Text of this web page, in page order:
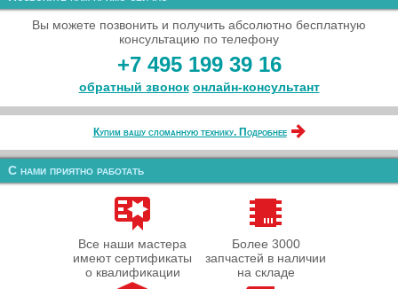
Вы можете позвонить и получить абсолютно бесплатную
консультацию по телефону
+7 495 199 39 16
обратный звонок онлайн‑консультант
Купим вашу сломанную технику. Подробнее
С нами приятно работать
Все наши мастера
имеют сертификаты
о квалификации
Более 3000
запчастей в наличии
на складе